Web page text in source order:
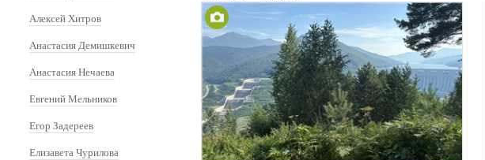
Алексей Хитров
Анастасия Демишкевич
Анастасия Нечаева
Евгений Мельников
Егор Задереев
Елизавета Чурилова